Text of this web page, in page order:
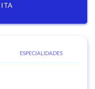
ESPECIALIDADES